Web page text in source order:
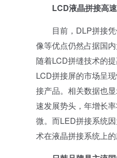
LCD液晶拼接高
目前，DLP拼接凭
像等优点仍然占据国
随着LCD拼缝技术的
LCD拼接屏的市场呈
接产品。相关数据也
速发展势头，年增长
微。而LED拼接系统
术在液晶拼接系统上